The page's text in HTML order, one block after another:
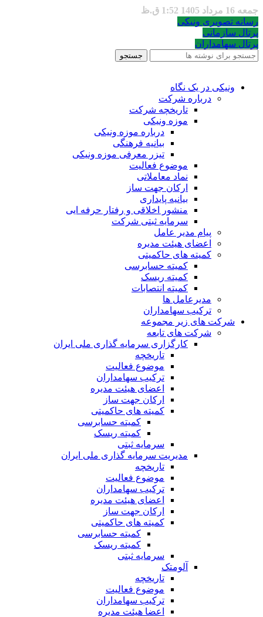
جمعه 16 مرداد 1405 1:52 ق.ظ
رسانه تصویری ونیکی
پرتال سازمانی
پرتال سهامداران
جستجو
ونیکی در یک نگاه
درباره شرکت
تاریخچه شرکت
موزه ونیکی
درباره موزه ونیکی
بیانیه فرهنگی
تیزر معرفی موزه ونیکی
موضوع فعالیت
نماد معاملاتی
ارکان جهت ساز
بیانیه پایداری
منشور اخلاقی و رفتار حرفه ایی
سرمایه ثبتی شرکت
پیام مدیر عامل
اعضای هیئت مدیره
کمیته های حاکمیتی
کمیته حسابرسی
کمیته ریسک
کمیته انتصابات
مدیرعامل ها
ترکیب سهامداران
شرکت های زیر مجموعه
شرکت های تابعه
کارگزاری سرمایه گذاری ملی ایران
تاریخچه
موضوع فعالیت
ترکیب سهامداران
اعضای هیئت مدیره
ارکان جهت ساز
کمیته های حاکمیتی
کمیته حسابرسی
کمیته ریسک
سرمایه ثبتی
مدیریت سرمایه گذاری ملی ایران
تاریخچه
موضوع فعالیت
ترکیب سهامداران
اعضای هیئت مدیره
ارکان جهت ساز
کمیته های حاکمیتی
کمیته حسابرسی
کمیته ریسک
سرمایه ثبتی
آلومتک
تاریخچه
موضوع فعالیت
ترکیب سهامداران
اعضا هیئت مدیره